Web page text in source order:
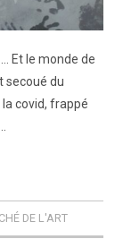
Et le monde de
secoué du
covid, frappé
DE L'ART